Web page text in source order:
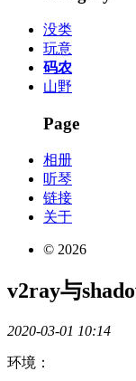
没类
玩意
码农
山野
Page
相册
听琴
链接
关于
© 2026
v2ray与
2020-03-01 10:14
环境：